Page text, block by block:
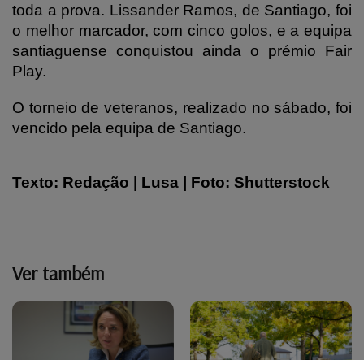
toda a prova. Lissander Ramos, de Santiago, foi
o melhor marcador, com cinco golos, e a equipa
santiaguense conquistou ainda o prémio Fair
Play.
O torneio de veteranos, realizado no sábado, foi
vencido pela equipa de Santiago.
Texto: Redação | Lusa | Foto: Shutterstock
Ver também